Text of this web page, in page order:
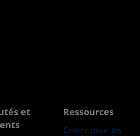
et
Ressources
Centre pour les